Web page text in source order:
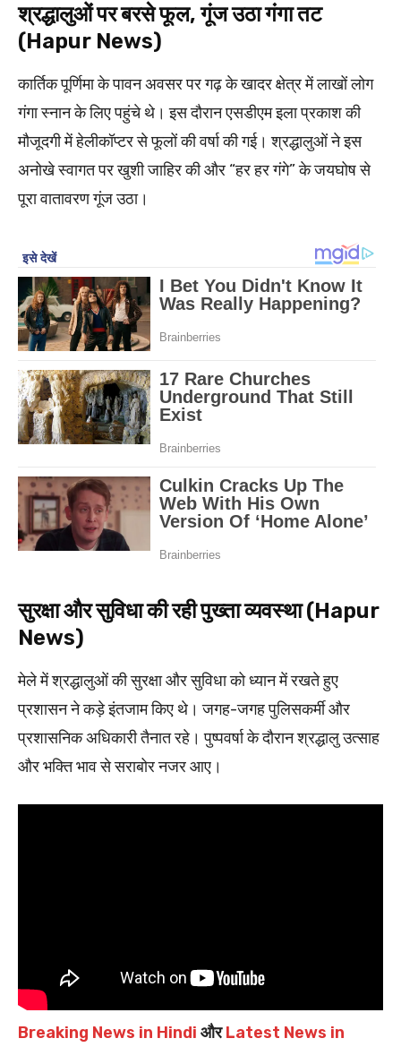
श्रद्धालुओं पर बरसे फूल, गूंज उठा गंगा तट
(Hapur News)
कार्तिक पूर्णिमा के पावन अवसर पर गढ़ के खादर क्षेत्र में लाखों लोग
गंगा स्नान के लिए पहुंचे थे। इस दौरान एसडीएम इला प्रकाश की
मौजूदगी में हेलीकॉप्टर से फूलों की वर्षा की गई। श्रद्धालुओं ने इस
अनोखे स्वागत पर खुशी जाहिर की और “हर हर गंगे” के जयघोष से
पूरा वातावरण गूंज उठा।
सुरक्षा और सुविधा की रही पुख्ता व्यवस्था (Hapur
News)
मेले में श्रद्धालुओं की सुरक्षा और सुविधा को ध्यान में रखते हुए
प्रशासन ने कड़े इंतजाम किए थे। जगह-जगह पुलिसकर्मी और
प्रशासनिक अधिकारी तैनात रहे। पुष्पवर्षा के दौरान श्रद्धालु उत्साह
और भक्ति भाव से सराबोर नजर आए।
Breaking News in Hindi औरLatest News in